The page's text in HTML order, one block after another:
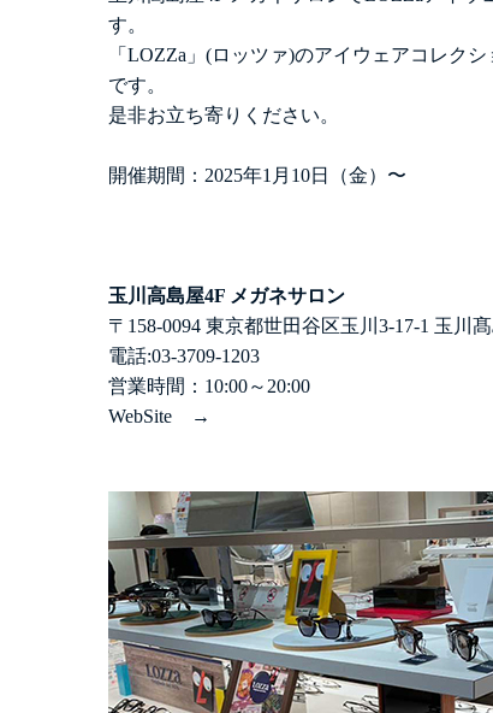
OPTICAL
LOZZA
LOZZA
す。
「LOZZa」(ロッツァ)のアイウェアコレク
です。
是非お立ち寄りください。
開催期間：2025年1月10日（金）〜
玉川高島屋4F メガネサロン
〒158-0094 東京都世田谷区玉川3-17-1 玉川
電話:03-3709-1203
営業時間：10:00～20:00
WebSite →